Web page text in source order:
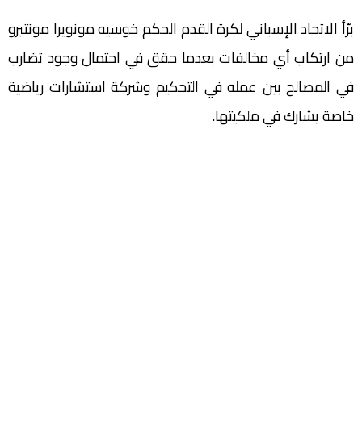
برّأ الاتحاد الإسباني لكرة القدم الحكم خوسيه مونويرا مونتيرو
من ارتكاب أي مخالفات بعدما حقق في احتمال وجود تضارب
في المصالح بين عمله في التحكيم وشركة استشارات رياضية
خاصة يشارك في ملكيتها.